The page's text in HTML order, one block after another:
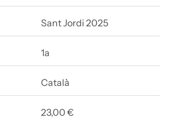
Sant Jordi 2025
1a
Català
23,00 €